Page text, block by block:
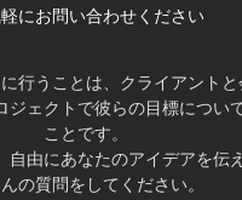
にお問い合わせください
行うことは、クライアントと
ジェクトで彼らの目標につい
ことです。
自由にあなたのアイデアを伝
の質問をしてください。